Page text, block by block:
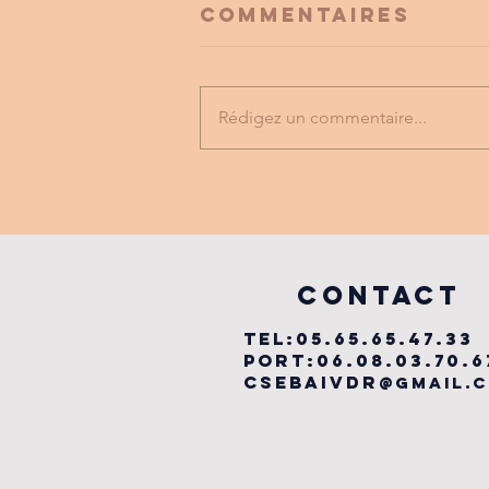
MUSICAL
Commentaires
Rédigez un commentaire...
COntact
TEL:05.65.65.47.33
csebaivdr